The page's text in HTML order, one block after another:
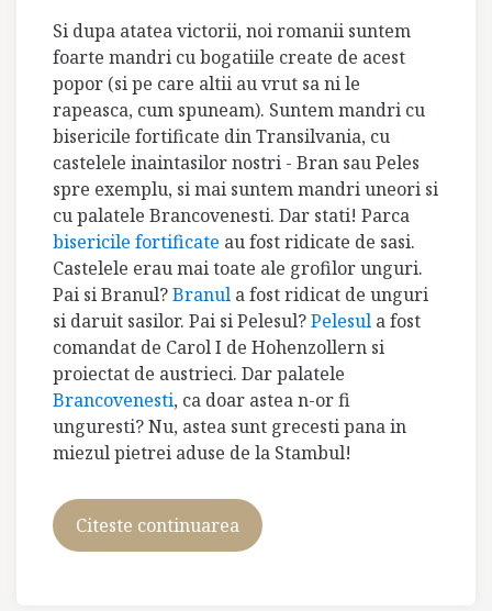
Si dupa atatea victorii, noi romanii suntem
foarte mandri cu bogatiile create de acest
popor (si pe care altii au vrut sa ni le
rapeasca, cum spuneam). Suntem mandri cu
bisericile fortificate din Transilvania, cu
castelele inaintasilor nostri - Bran sau Peles
spre exemplu, si mai suntem mandri uneori si
cu palatele Brancovenesti. Dar stati! Parca
bisericile fortificate au fost ridicate de sasi.
Castelele erau mai toate ale grofilor unguri.
Pai si Branul?Branul a fost ridicat de unguri
si daruit sasilor. Pai si Pelesul?Pelesul a fost
comandat de Carol I de Hohenzollern si
proiectat de austrieci. Dar palatele
Brancovenesti, ca doar astea n-or fi
unguresti? Nu, astea sunt grecesti pana in
miezul pietrei aduse de la Stambul!
Citeste continuarea (Nu)
vand